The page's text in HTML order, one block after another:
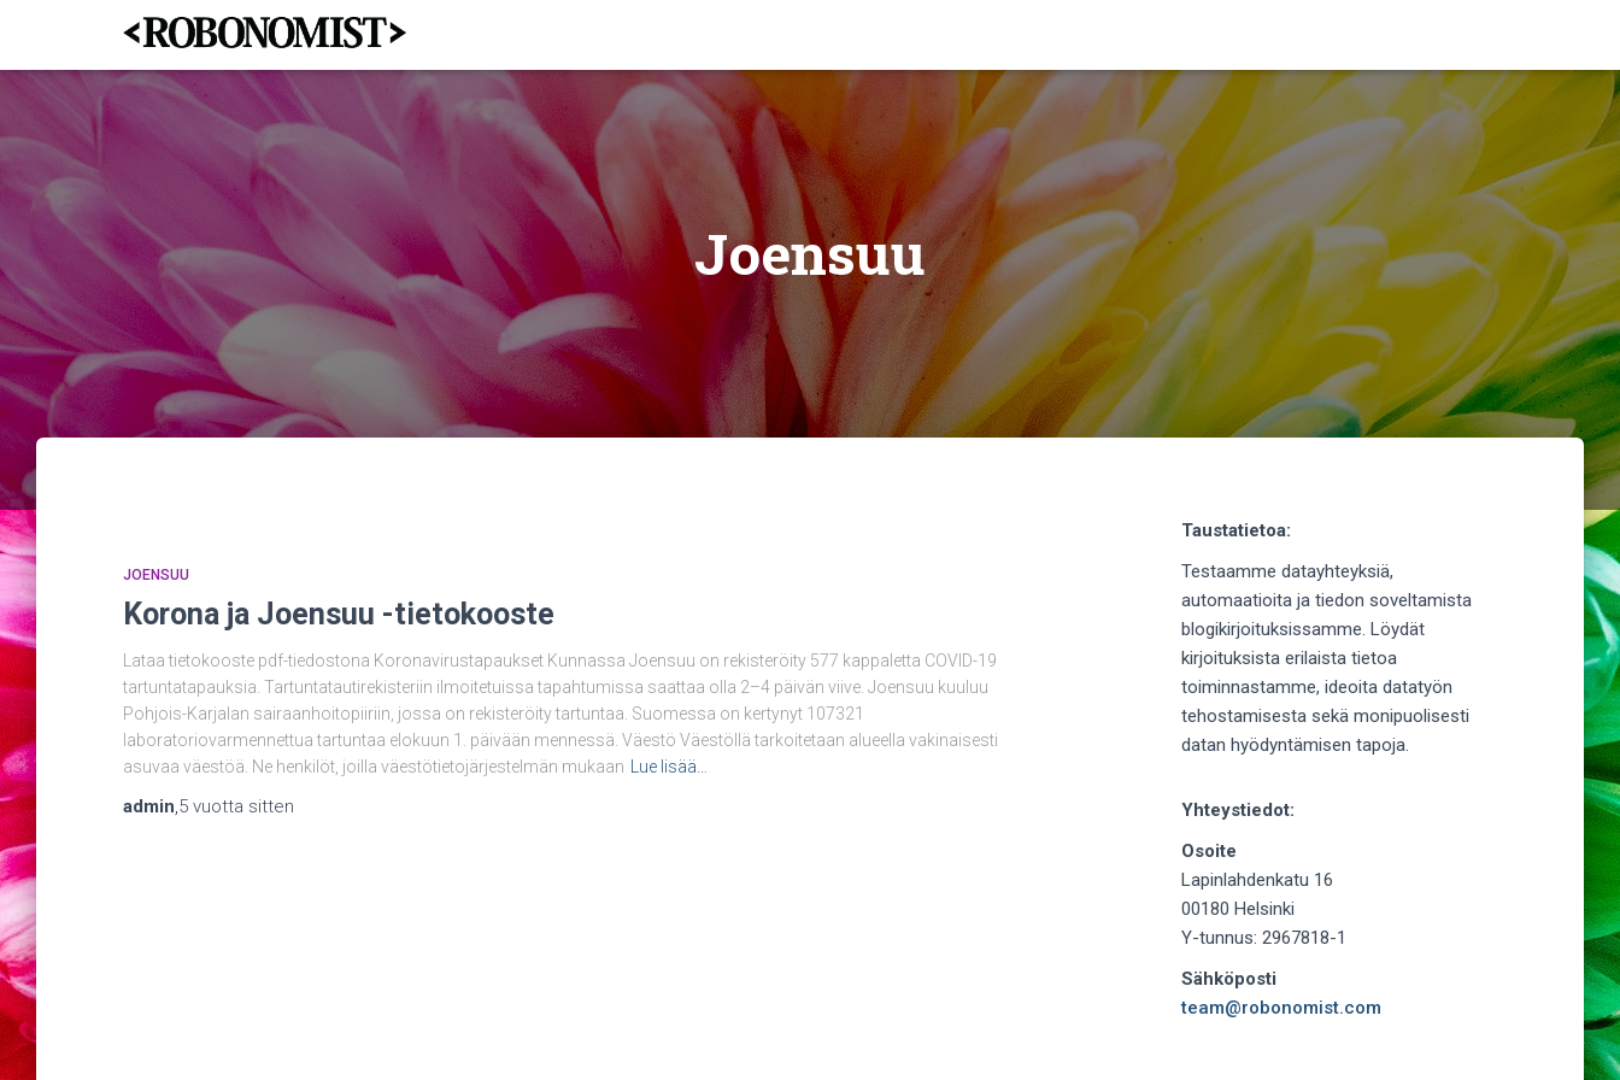
Joensuu
JOENSUU
Korona ja Joensuu -tietokooste
Lataa tietokooste pdf-tiedostona Koronavirustapaukset Kunnassa Joensuu on rekisteröity 577 kappaletta COVID-19
tartuntatapauksia. Tartuntatautirekisteriin ilmoitetuissa tapahtumissa saattaa olla 2–4 päivän viive. Joensuu kuuluu
Pohjois-Karjalan sairaanhoitopiiriin, jossa on rekisteröity tartuntaa. Suomessa on kertynyt 107321
laboratoriovarmennettua tartuntaa elokuun 1. päivään mennessä. Väestö Väestöllä tarkoitetaan alueella vakinaisesti
asuvaa väestöä. Ne henkilöt, joilla väestötietojärjestelmän mukaan
Lue lisää…
admin,5 vuotta sitten
Taustatietoa:
Testaamme datayhteyksiä,
automaatioita ja tiedon soveltamista
blogikirjoituksissamme. Löydät
kirjoituksista erilaista tietoa
toiminnastamme, ideoita datatyön
tehostamisesta sekä monipuolisesti
datan hyödyntämisen tapoja.
Yhteystiedot:
Osoite
Lapinlahdenkatu 16
00180 Helsinki
Y-tunnus: 2967818-1
Sähköposti
team@robonomist.com